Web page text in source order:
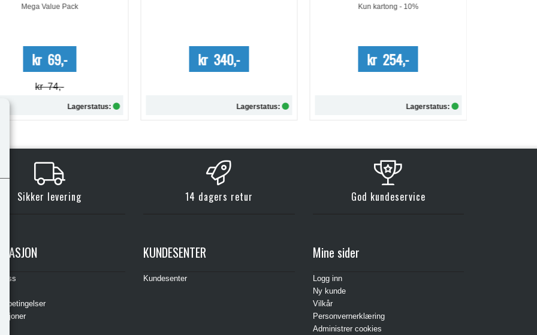
kr 340,-
Lagerstatus:
kr 254,-
Lagerstatus:
kr 209,-
Lagerstatus:
Sikker levering 14 dagers retur God kundeservice
oss
KUNDESENTER
Kundesenter
Mine sider
Logg inn
Ny kunde
Vilkår
Personvernerklæring
Administrer cookies